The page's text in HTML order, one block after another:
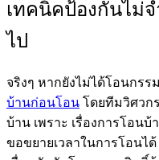
เทคนิคป้องกันไม่
ไป
จริงๆ หากยังไม่ได้โอนกร
บ้านก่อนโอน โดยทีมวิศวก
บ้าน เพราะ เรื่องการโอน
ขอขยายเวลาในการโอนไ